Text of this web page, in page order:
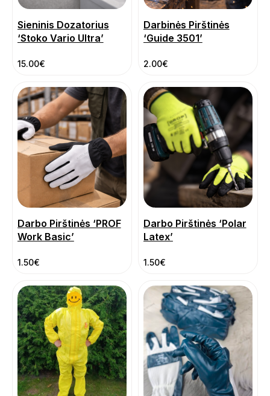
Sieninis Dozatorius
‘Stoko Vario Ultra’
15.00€
Darbinės Pirštinės
‘Guide 3501’
2.00€
Darbo Pirštinės ‘PROF
Work Basic’
1.50€
Darbo Pirštinės ‘Polar
Latex’
1.50€